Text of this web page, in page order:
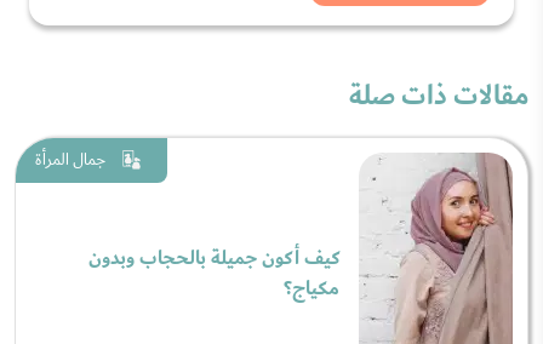
مقالات ذات صلة
جمال المرأة
كيف أكون جميلة بالحجاب وبدون
مكياج؟